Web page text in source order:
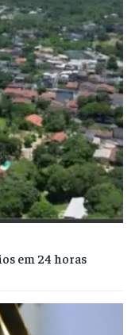
em 24 horas